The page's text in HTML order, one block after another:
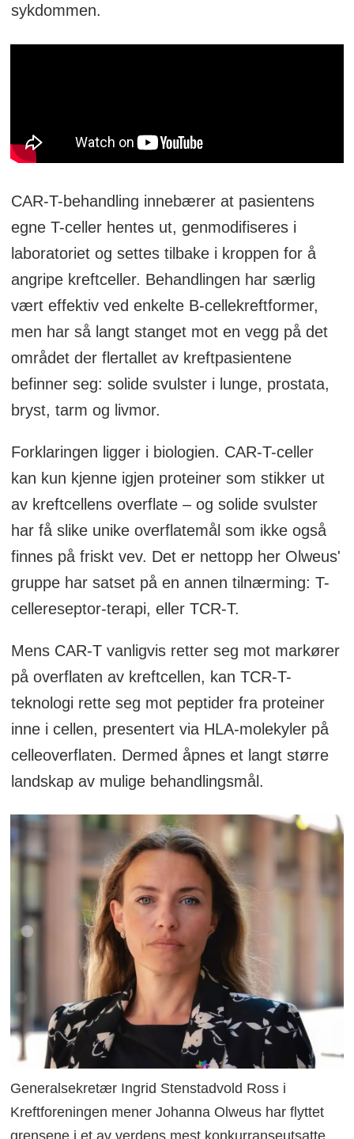
sykdommen.
CAR-T-behandling innebærer at pasientens
egne T-celler hentes ut, genmodifiseres i
laboratoriet og settes tilbake i kroppen for å
angripe kreftceller. Behandlingen har særlig
vært effektiv ved enkelte B-cellekreftformer,
men har så langt stanget mot en vegg på det
området der flertallet av kreftpasientene
befinner seg: solide svulster i lunge, prostata,
bryst, tarm og livmor.
Forklaringen ligger i biologien. CAR-T-celler
kan kun kjenne igjen proteiner som stikker ut
av kreftcellens overflate – og solide svulster
har få slike unike overflatemål som ikke også
finnes på friskt vev. Det er nettopp her Olweus'
gruppe har satset på en annen tilnærming: T-
cellereseptor-terapi, eller TCR-T.
Mens CAR-T vanligvis retter seg mot markører
på overflaten av kreftcellen, kan TCR-T-
teknologi rette seg mot peptider fra proteiner
inne i cellen, presentert via HLA-molekyler på
celleoverflaten. Dermed åpnes et langt større
landskap av mulige behandlingsmål.
Generalsekretær Ingrid Stenstadvold Ross i
Kreftforeningen mener Johanna Olweus har flyttet